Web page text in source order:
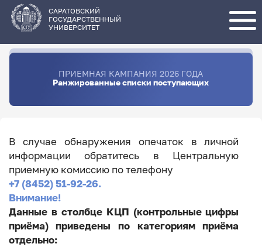
основному
содержанию
САРАТОВСКИЙ
ГОСУДАРСТВЕННЫЙ
УНИВЕРСИТЕТ
ПРИЕМНАЯ КАМПАНИЯ 2026 ГОДА
Ранжированные списки поступающих
В случае обнаружения опечаток в личной
информации обратитесь в Центральную
приемную комиссию по телефону
+7 (8452) 51-92-26.
Внимание!
Данные в столбце КЦП (контрольные цифры
приёма) приведены по категориям приёма
отдельно: